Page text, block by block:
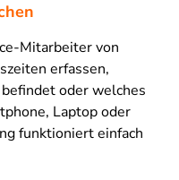
Mitarbeiter von
erfassen,
oder welches
Laptop oder
funktioniert einfach